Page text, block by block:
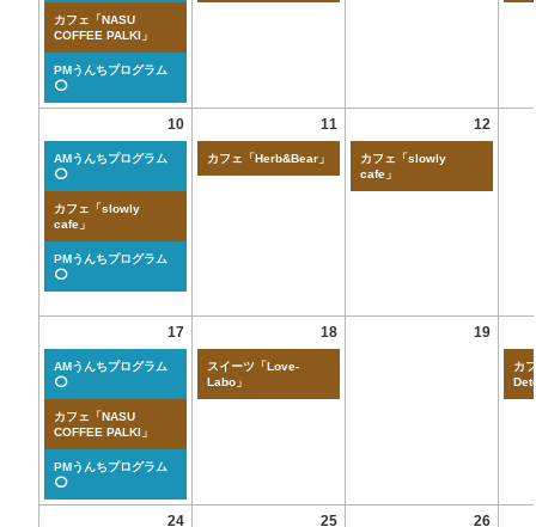
カフェ「NASU
COFFEE PALKI」
PMうんちプログラム
⭕
10
AMうんちプログラム
⭕
カフェ「slowly
cafe」
PMうんちプログラム
⭕
11
カフェ「Herb&Bear」
12
カフェ「slowly
cafe」
17
AMうんちプログラム
⭕
カフェ「NASU
COFFEE PALKI」
PMうんちプログラム
⭕
18
スイーツ「Love-
Labo」
19
カ
24 25 26